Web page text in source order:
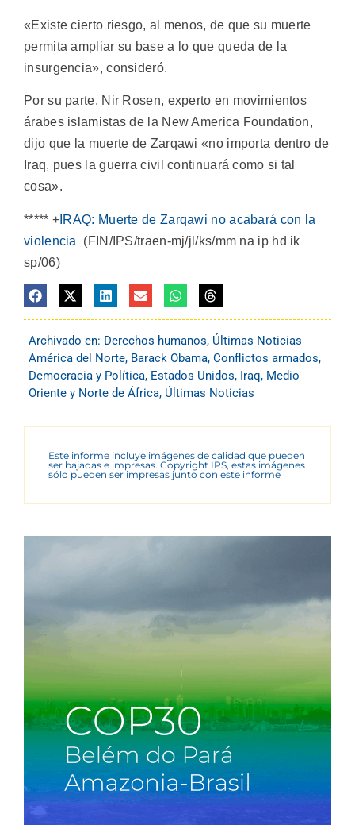
«Existe cierto riesgo, al menos, de que su muerte
permita ampliar su base a lo que queda de la
insurgencia», consideró.
Por su parte, Nir Rosen, experto en movimientos
árabes islamistas de la New America Foundation,
dijo que la muerte de Zarqawi «no importa dentro de
Iraq, pues la guerra civil continuará como si tal
cosa».
***** + IRAQ: Muerte de Zarqawi no acabará con la
violencia
(FIN/IPS/traen-mj/jl/ks/mm na ip hd ik
sp/06)
Archivado en: Derechos humanos, Últimas Noticias
América del Norte, Barack Obama, Conflictos armados,
Democracia y Política, Estados Unidos, Iraq, Medio
Oriente y Norte de África, Últimas Noticias
Este informe incluye imágenes de calidad que pueden
ser bajadas e impresas. Copyright IPS, estas imágenes
sólo pueden ser impresas junto con este informe